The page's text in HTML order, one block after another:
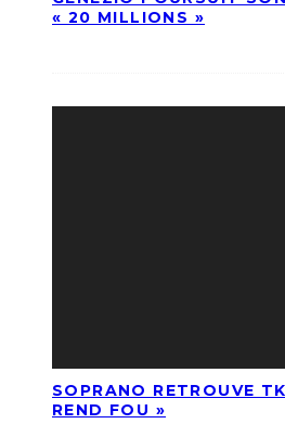
« 20 MILLIONS »
SOPRANO RETROUVE
REND FOU »